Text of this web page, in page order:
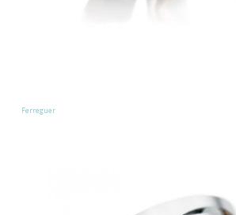
Ferreguer